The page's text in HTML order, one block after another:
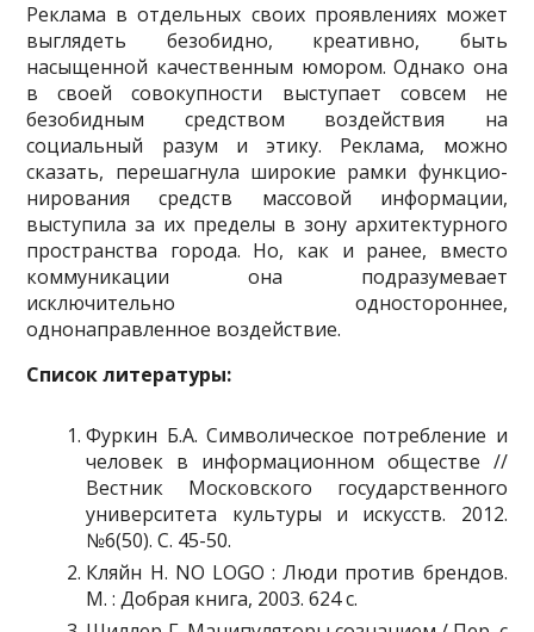
Реклама в отдельных своих проявлениях может
выглядеть безобидно, креа­тивно, быть
насыщенной качественным юмором. Однако она
в своей совокуп­ности выступает совсем не
безобидным средством воздействия на
социальный разум и этику. Реклама, можно
сказать, перешагнула широкие рамки функцио­
нирования средств массовой информации,
выступила за их пределы в зону ар­хитектурного
пространства города. Но, как и ранее, вместо
коммуникации она подразумевает
исключительно одностороннее,
однонаправленное воздействие.
Список литературы:
Фуркин Б.А. Символическое потребление и
человек в информационном обществе //
Вестник Московского государственного
университета культуры и искусств. 2012.
№6(50). С. 45-50.
Кляйн Н. NO LOGO : Люди против брендов.
М. : Добрая книга, 2003. 624 с.